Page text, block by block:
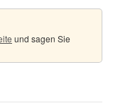
und sagen Sie